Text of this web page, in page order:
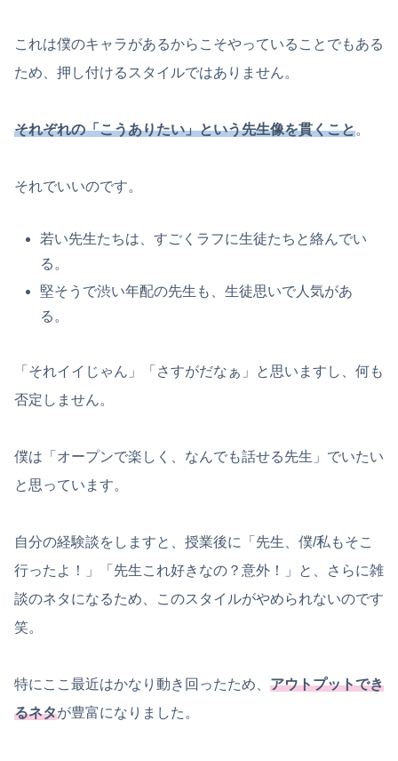
これは僕のキャラがあるからこそやっていることでもある
ため、押し付けるスタイルではありません。
それぞれの「こうありたい」という先生像を貫くこと。
それでいいのです。
若い先生たちは、すごくラフに生徒たちと絡んでい
る。
堅そうで渋い年配の先生も、生徒思いで人気があ
る。
「それイイじゃん」「さすがだなぁ」と思いますし、何も
否定しません。
僕は「オープンで楽しく、なんでも話せる先生」でいたい
と思っています。
自分の経験談をしますと、授業後に「先生、僕/私もそこ
行ったよ！」「先生これ好きなの？意外！」と、さらに雑
談のネタになるため、このスタイルがやめられないのです
笑。
特にここ最近はかなり動き回ったため、 アウトプットでき
るネタが豊富になりました。